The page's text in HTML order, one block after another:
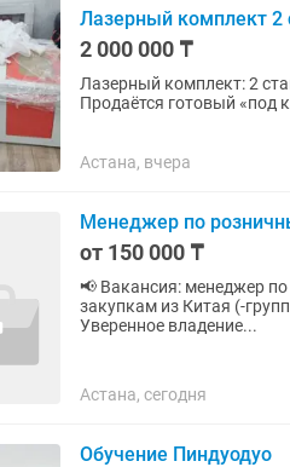
Лазерный комплект 2
2 000 000 ₸
Лазерный комплект: 2
Продаётся готовый «под
Астана, вчера
Менеджер по
от 150 000 ₸
📢 Вакансия: менеджер
закупкам из Китая (-
Уверенное владение...
Астана, сегодня
Обучение Пиндуодуо